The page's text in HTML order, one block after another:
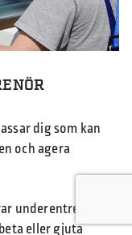
dig som kan
och agera
underentreprenör
eller gjuta